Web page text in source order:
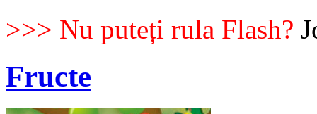
>>> Nu puteți rula Flash?
Fructe